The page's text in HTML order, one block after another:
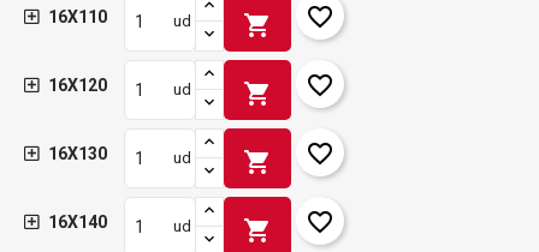
16X110 ud shopping_cart favorite_border
16X120 ud shopping_cart favorite_border
16X130 ud shopping_cart favorite_border
16X140 ud shopping_cart favorite_border